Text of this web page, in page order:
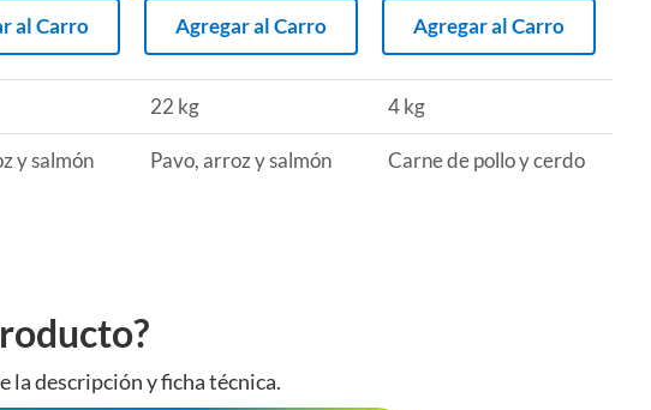
al Carro Agregar al Carro Agregar al Carro
22 kg 4 kg
y salmón Pavo, arroz y salmón Carne de pollo y cerdo
descripción y ficha técnica.